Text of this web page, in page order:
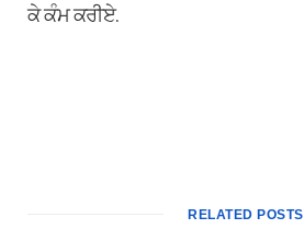
ਕੇ ਕੰਮ ਕਰੀਏ.
RELATED POSTS